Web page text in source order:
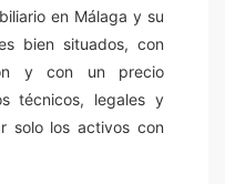
en Málaga y su
bien situados, con
y con un precio
técnicos, legales y
solo los activos con